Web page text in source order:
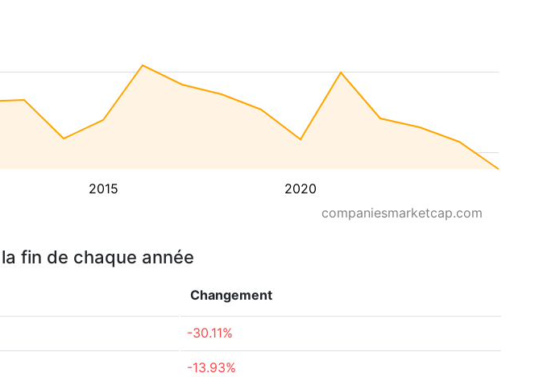
2015 2020
companiesmarketcap.com
fin de chaque année
Changement
-30.11%
-13.93%